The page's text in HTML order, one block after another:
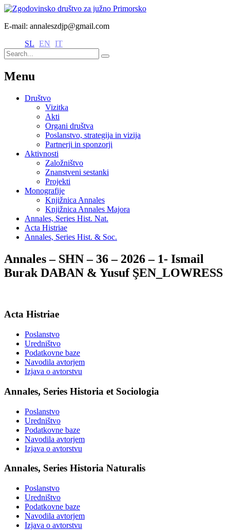
E-mail: annaleszdjp@gmail.com
SL EN IT
Menu
Društvo
Vizitka
Akti
Organi društva
Poslanstvo, strategija in vizija
Partnerji in sponzorji
Aktivnosti
Založništvo
Znanstveni sestanki
Projekti
Monografije
Knjižnica Annales
Knjižnica Annales Majora
Annales, Series Hist. Nat.
Acta Histriae
Annales, Series Hist. & Soc.
Annales – SHN – 36 – 2026 – 1- Ismail
Burak DABAN & Yusuf ŞEN_LOWRESS
Acta Histriae
Poslanstvo
Uredništvo
Podatkovne baze
Navodila avtorjem
Izjava o avtorstvu
Annales, Series Historia et Sociologia
Poslanstvo
Uredništvo
Podatkovne baze
Navodila avtorjem
Izjava o avtorstvu
Annales, Series Historia Naturalis
Poslanstvo
Uredništvo
Podatkovne baze
Navodila avtorjem
Izjava o avtorstvu